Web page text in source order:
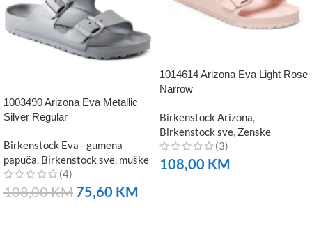
1003490 Arizona Eva Metallic
Silver Regular
Birkenstock Eva - gumena
papuča Birkenstock sve muške
(4)
108,00KM 75,60 KM
1014614 Arizona Eva Light Rose
Narrow
Birkenstock Arizona
Birkenstock sve Ženske
(3)
108,00 KM